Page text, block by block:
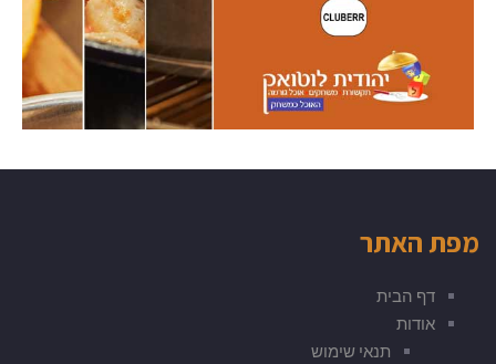
מפת האתר
דף הבית
אודות
תנאי שימוש